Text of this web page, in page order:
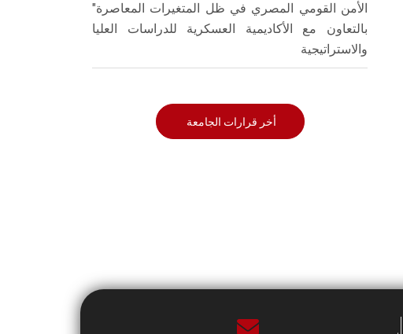
الأمن القومي المصري في ظل المتغيرات المعاصرة"
بالتعاون مع الأكاديمية العسكرية للدراسات العليا
والاستراتيجية
أخر قرارات الجامعة